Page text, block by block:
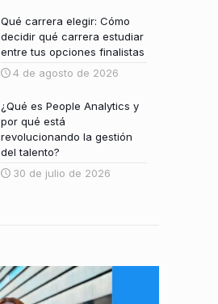
Qué carrera elegir: Cómo
decidir qué carrera estudiar
entre tus opciones finalistas
4 de agosto de 2026
¿Qué es People Analytics y
por qué está
revolucionando la gestión
del talento?
30 de julio de 2026